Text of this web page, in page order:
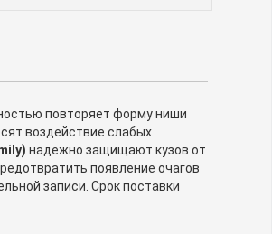
повторяет форму ниши
воздействие слабых
надежно защищают кузов от
появление очагов
записи. Срок поставки